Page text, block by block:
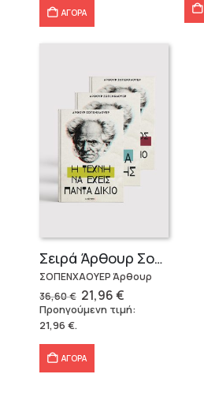
ΑΓΟΡΑ
Σειρά Άρθουρ Σοπενχάουερ (3 βιβλία)
ΣΟΠΕΝΧΑΟΥΕΡ Άρθουρ
36,60€ Original
price
was:
21,96€Η
τρέχουσα
τιμή
Προηγούμενη τιμή:
21,96 €.
ΑΓΟΡΑ